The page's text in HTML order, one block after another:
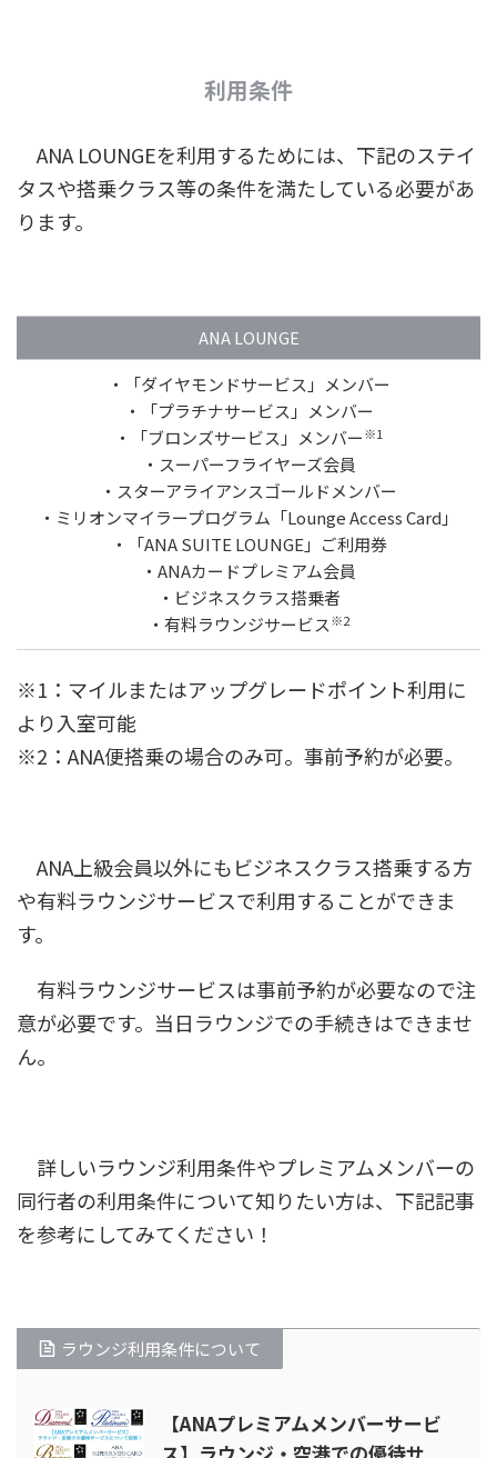
利用条件
ANA LOUNGEを利用するためには、下記のステイ
タスや搭乗クラス等の条件を満たしている必要があ
ります。
ANA LOUNGE
・「ダイヤモンドサービス」メンバー
・「プラチナサービス」メンバー
・「ブロンズサービス」メンバー※1
・スーパーフライヤーズ会員
・スターアライアンスゴールドメンバー
・ミリオンマイラープログラム「Lounge Access Card」
・「ANA SUITE LOUNGE」ご利用券
・ANAカードプレミアム会員
・ビジネスクラス搭乗者
・有料ラウンジサービス※2
※1：マイルまたはアップグレードポイント利用に
より入室可能
※2：ANA便搭乗の場合のみ可。事前予約が必要。
ANA上級会員以外にもビジネスクラス搭乗する方
や有料ラウンジサービスで利用することができま
す。
有料ラウンジサービスは事前予約が必要なので注
意が必要です。当日ラウンジでの手続きはできませ
ん。
詳しいラウンジ利用条件やプレミアムメンバーの
同行者の利用条件について知りたい方は、下記記事
を参考にしてみてください！
ラウンジ利用条件について
【ANAプレミアムメンバーサービ